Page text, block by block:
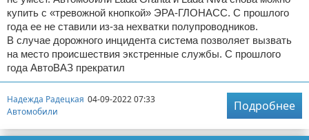
купить с «тревожной кнопкой» ЭРА-ГЛОНАСС. С прошлого
года ее не ставили из-за нехватки полупроводников.
В случае дорожного инцидента система позволяет вызвать
на место происшествия экстренные службы. С прошлого
года АвтоВАЗ прекратил
Надежда Радецкая 04-09-2022 07:33
Автомобили
Подробнее